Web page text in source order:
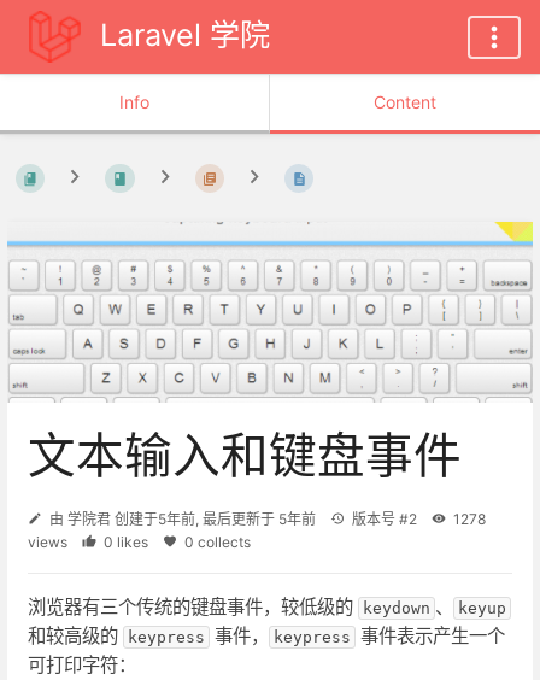
Laravel 学院
Info Content
文本输入和键盘事件
由 学院君 创建于5年前, 最后更新于 5年前 版本号 #2
1278
views
0 likes 0 collects
浏览器有三个传统的键盘事件，较低级的 keydown 、 keyup
和较高级的 keypress 事件， keypress 事件表示产生一个
可打印字符：